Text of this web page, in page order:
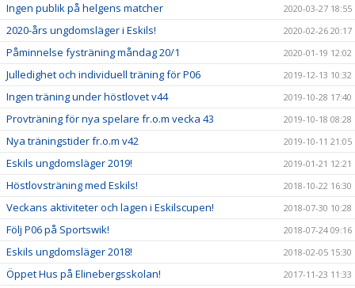
Ingen publik på helgens matcher 2020-03-27 18:55
2020-års ungdomsläger i Eskils! 2020-02-26 20:17
Påminnelse fysträning måndag 20/1 2020-01-19 12:02
Julledighet och individuell träning för P06 2019-12-13 10:32
Ingen träning under höstlovet v44 2019-10-28 17:40
Provträning för nya spelare fr.o.m vecka 43 2019-10-18 08:28
Nya träningstider fr.o.m v42 2019-10-11 21:05
Eskils ungdomsläger 2019! 2019-01-21 12:21
Höstlovsträning med Eskils! 2018-10-22 16:30
Veckans aktiviteter och lagen i Eskilscupen! 2018-07-30 10:28
Följ P06 på Sportswik! 2018-07-24 09:16
Eskils ungdomsläger 2018! 2018-02-05 15:30
Öppet Hus på Elinebergsskolan! 2017-11-23 11:33